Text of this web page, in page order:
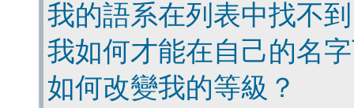
我的語系在列表中找不
我如何才能在自己的名
如何改變我的等級？